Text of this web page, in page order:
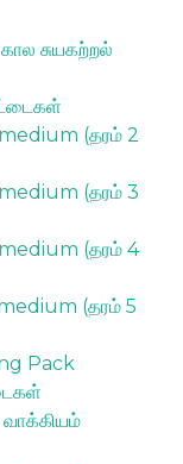
சுயகற்றல்
(தரம் 2
(தரம் 3
(தரம் 4
(தரம் 5
Pack